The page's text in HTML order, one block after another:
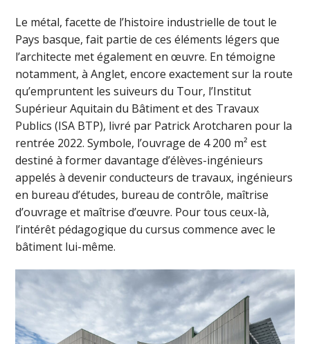
Le métal, facette de l’histoire industrielle de tout le
Pays basque, fait partie de ces éléments légers que
l’architecte met également en œuvre. En témoigne
notamment, à Anglet, encore exactement sur la route
qu’empruntent les suiveurs du Tour, l’Institut
Supérieur Aquitain du Bâtiment et des Travaux
Publics (ISA BTP), livré par Patrick Arotcharen pour la
rentrée 2022. Symbole, l’ouvrage de 4 200 m² est
destiné à former davantage d’élèves-ingénieurs
appelés à devenir conducteurs de travaux, ingénieurs
en bureau d’études, bureau de contrôle, maîtrise
d’ouvrage et maîtrise d’œuvre. Pour tous ceux-là,
l’intérêt pédagogique du cursus commence avec le
bâtiment lui-même.